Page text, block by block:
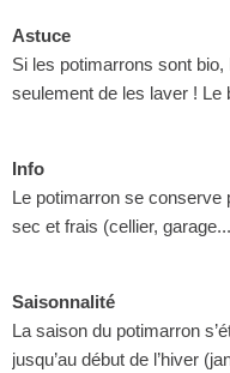
Astuce
Si les potimarrons sont bio,
seulement de les laver ! Le
Info
Le potimarron se conserve
sec et frais (cellier,
Saisonnalité
La saison du potimarron
jusqu’au début de l’hiver